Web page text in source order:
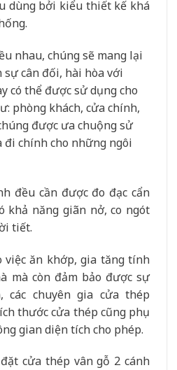
dùng bởi kiểu thiết kế khá
nhau, chúng sẽ mang lại
sự cân đối, hài hòa với
có thể được sử dụng cho
phòng khách, cửa chính,
được ưa chuộng sử
chính cho những ngôi
đều cần được đo đạc cẩn
khả năng giãn nở, co ngót
tiết.
việc ăn khớp, gia tăng tính
mà còn đảm bảo được sự
các chuyên gia cửa thép
thước cửa thép cũng phụ
gian diện tích cho phép.
cửa thép vân gỗ 2 cánh